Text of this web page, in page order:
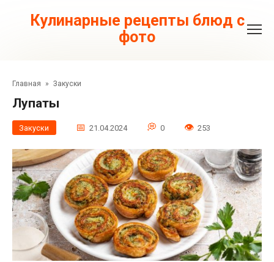
контентуКулинарные рецепты блюд с
фото
Главная » Закуски
Лупаты
Закуски 21.04.2024 0 253